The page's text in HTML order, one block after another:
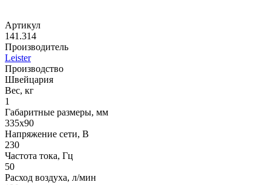
Артикул
141.314
Производитель
Leister
Производство
Швейцария
Вес, кг
1
Габаритные размеры, мм
335х90
Напряжение сети, В
230
Частота тока, Гц
50
Расход воздуха, л/мин